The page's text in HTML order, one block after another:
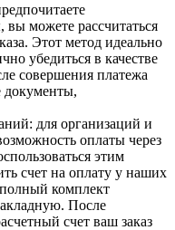
можете рассчитаться
Этот метод идеально
убедиться в качестве
совершения платежа
документы,
: для организаций и
оплаты через
этим
счет на оплату у наших
комплект
После
счет ваш заказ